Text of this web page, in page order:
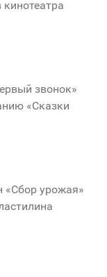
звонок»
«Сказки
«Сбор урожая»